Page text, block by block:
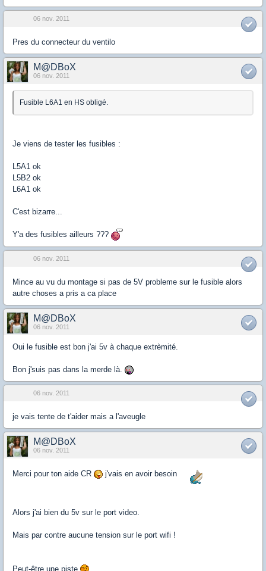
06 nov. 2011
Pres du connecteur du ventilo
M@DBoX
06 nov. 2011
Fusible L6A1 en HS obligé.
Je viens de tester les fusibles :
L5A1 ok
L5B2 ok
L6A1 ok
C'est bizarre...
Y'a des fusibles ailleurs ???
06 nov. 2011
Mince au vu du montage si pas de 5V probleme sur le fusible alors
autre choses a pris a ca place
M@DBoX
06 nov. 2011
Oui le fusible est bon j'ai 5v à chaque extrèmité.
Bon j'suis pas dans la merde là.
06 nov. 2011
je vais tente de t'aider mais a l'aveugle
M@DBoX
06 nov. 2011
Merci pour ton aide CR j'vais en avoir besoin
Alors j'ai bien du 5v sur le port video.
Mais par contre aucune tension sur le port wifi !
Peut-être une piste